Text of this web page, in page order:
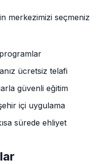
merkezimizi seçmeniz
ücretsiz telafi
güvenli eğitim
içi uygulama
sürede ehliyet